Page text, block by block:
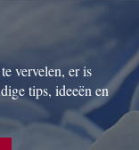
vervelen, er is
tips, ideeën en